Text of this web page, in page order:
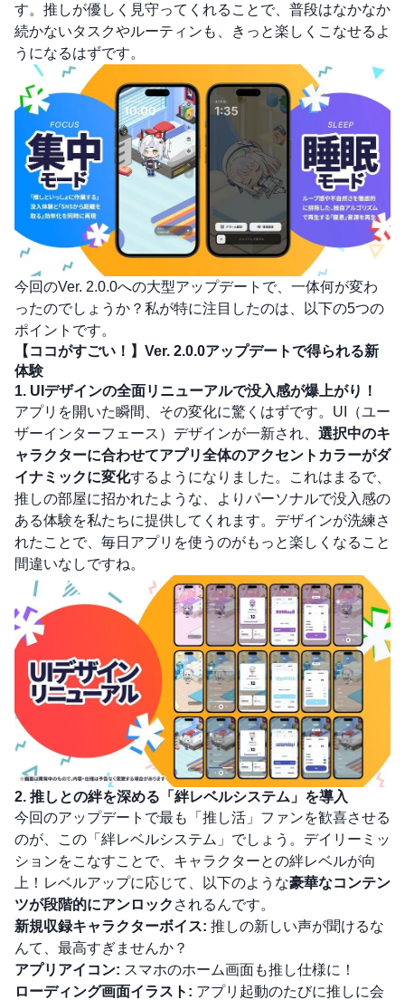
す。推しが優しく見守ってくれることで、普段はなかなか
続かないタスクやルーティンも、きっと楽しくこなせるよ
うになるはずです。
今回のVer. 2.0.0への大型アップデートで、一体何が変わ
ったのでしょうか？私が特に注目したのは、以下の5つの
ポイントです。
【ココがすごい！】Ver. 2.0.0アップデートで得られる新
体験
1. UIデザインの全面リニューアルで没入感が爆上がり！
アプリを開いた瞬間、その変化に驚くはずです。UI（ユー
ザーインターフェース）デザインが一新され、 選択中のキ
ャラクターに合わせてアプリ全体のアクセントカラーがダ
イナミックに変化するようになりました。これはまるで、
推しの部屋に招かれたような、よりパーソナルで没入感の
ある体験を私たちに提供してくれます。デザインが洗練さ
れたことで、毎日アプリを使うのがもっと楽しくなること
間違いなしですね。
2. 推しとの絆を深める「絆レベルシステム」を導入
今回のアップデートで最も「推し活」ファンを歓喜させる
のが、この「絆レベルシステム」でしょう。デイリーミッ
ションをこなすことで、キャラクターとの絆レベルが向
上！レベルアップに応じて、以下のような豪華なコンテン
ツが段階的にアンロック されるんです。
新規収録キャラクターボイス: 推しの新しい声が聞けるな
んて、最高すぎませんか？
アプリアイコン: スマホのホーム画面も推し仕様に！
ローディング画面イラスト: アプリ起動のたびに推しに会